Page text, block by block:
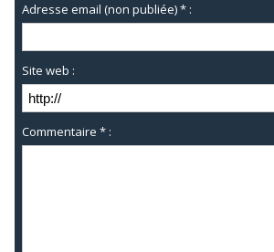
Adresse email (non publiée) * :
Site web :
Commentaire * :